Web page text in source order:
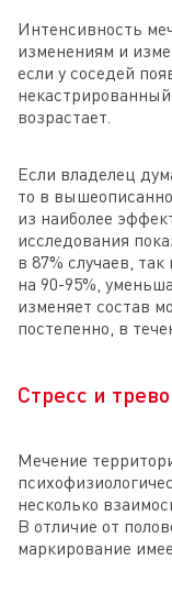
Интенсивность
изменениям и
если у соседей
возрастает.
Если владелец
то в
из наиболее
исследования
в 87% случаев,
на 90-95%,
изменяет состав
постепенно, в
Стресс и
Мечение
несколько
В отличие от
маркирование